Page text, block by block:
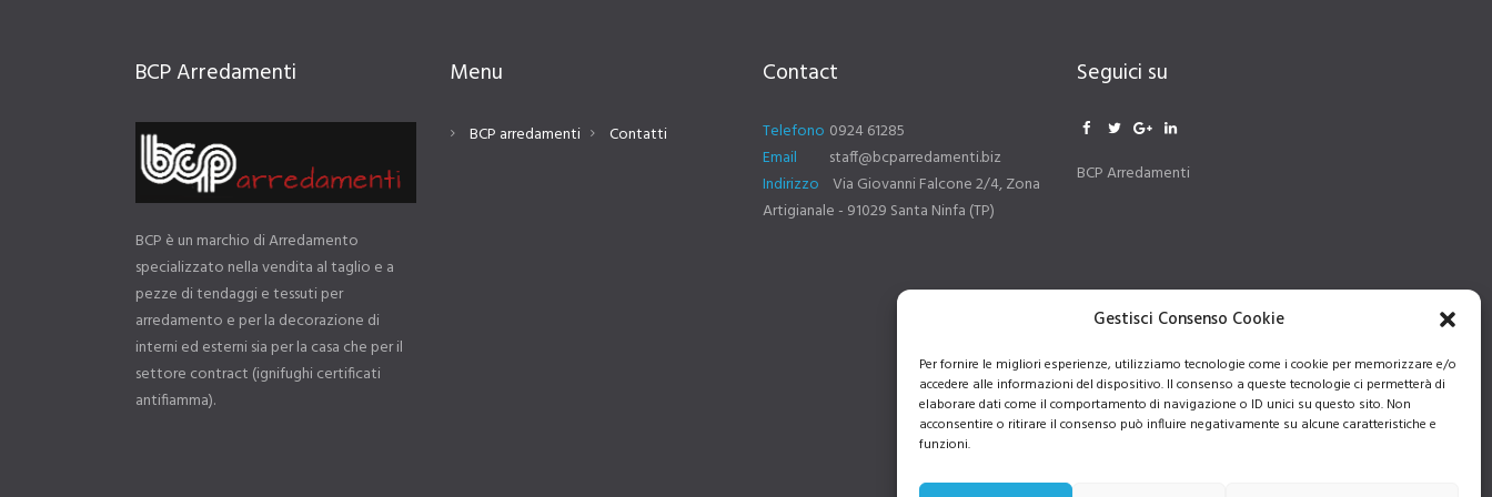
Gestisci Consenso Cookie
Per fornire le migliori esperienze, utilizziamo tecnologie come i cookie per memorizzare e/o
accedere alle informazioni del dispositivo. Il consenso a queste tecnologie ci permetterà di
elaborare dati come il comportamento di navigazione o ID unici su questo sito. Non
acconsentire o ritirare il consenso può influire negativamente su alcune caratteristiche e
funzioni.
BCP Arredamenti
BCP è un marchio di Arredamento
specializzato nella vendita al taglio e a
pezze di tendaggi e tessuti per
arredamento e per la decorazione di
interni ed esterni sia per la casa che per il
settore contract (ignifughi certificati
antifiamma).
Menu
BCP arredamenti Contatti
Contact
Telefono 0924 61285
Email
staff@bcparredamenti.biz
Indirizzo Via Giovanni Falcone 2/4, Zona
Artigianale - 91029 Santa Ninfa (TP)
Seguici su
BCP Arredamenti